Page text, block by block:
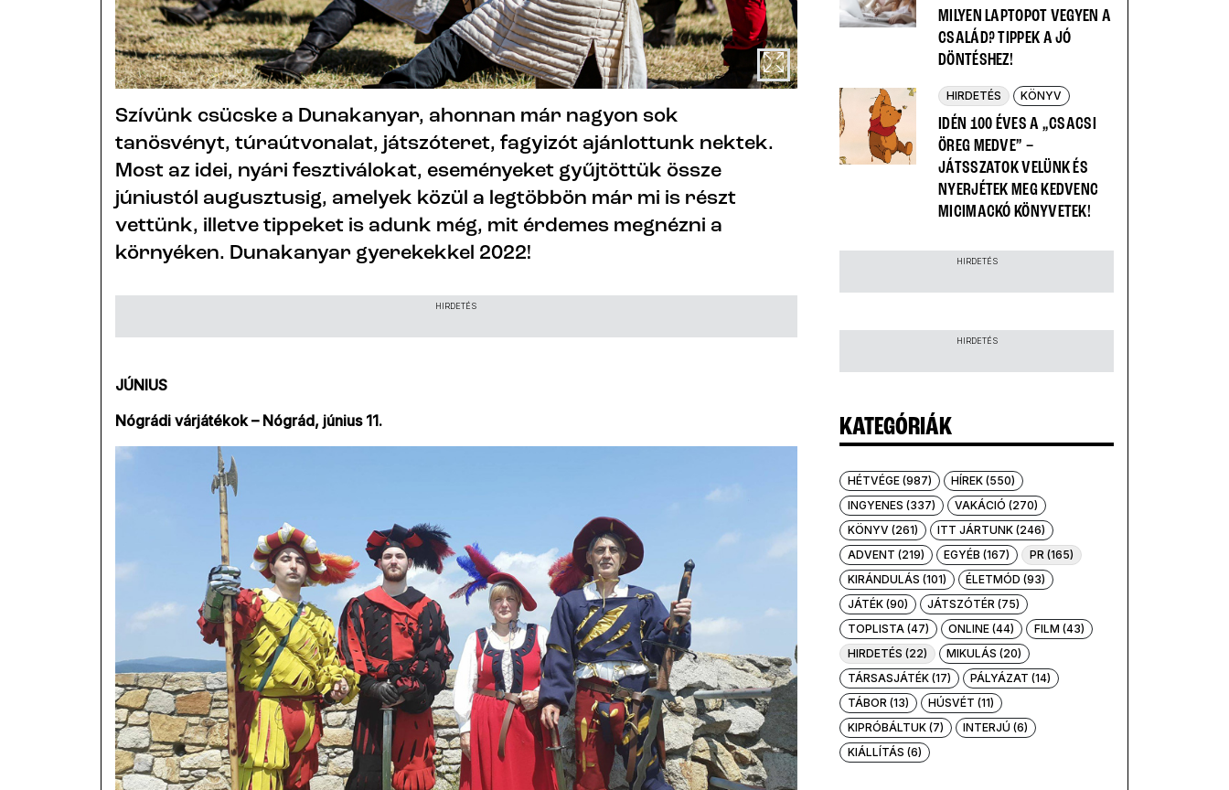
Szívünk csücske a Dunakanyar, ahonnan már nagyon sok
tanösvényt, túraútvonalat, játszóteret, fagyizót ajánlottunk nektek.
Most az idei, nyári fesztiválokat, eseményeket gyűjtöttük össze
júniustól augusztusig, amelyek közül a legtöbbön már mi is részt
vettünk, illetve tippeket is adunk még, mit érdemes megnézni a
környéken. Dunakanyar gyerekekkel 2022!
HIRDETÉS
JÚNIUS
Nógrádi várjátékok – Nógrád, június 11.
MILYEN LAPTOPOT VEGYEN A
CSALÁD? TIPPEK A JÓ
DÖNTÉSHEZ!
HIRDETÉS KÖNYV
IDÉN 100 ÉVES A „CSACSI
ÖREG MEDVE” –
JÁTSSZATOK VELÜNK ÉS
NYERJÉTEK MEG KEDVENC
MICIMACKÓ KÖNYVETEK!
HIRDETÉS
HIRDETÉS
KATEGÓRIÁK
HÉTVÉGE (987)
HÍREK (550)
INGYENES (337)
VAKÁCIÓ (270)
KÖNYV (261)
ITT JÁRTUNK (246)
ADVENT (219)
EGYÉB (167)
PR (165)
KIRÁNDULÁS (101)
ÉLETMÓD (93)
JÁTÉK (90)
JÁTSZÓTÉR (75)
TOPLISTA (47)
ONLINE (44)
FILM (43)
HIRDETÉS (22)
MIKULÁS (20)
TÁRSASJÁTÉK (17)
PÁLYÁZAT (14)
TÁBOR (13)
HÚSVÉT (11)
KIPRÓBÁLTUK (7)
INTERJÚ (6)
KIÁLLÍTÁS (6)